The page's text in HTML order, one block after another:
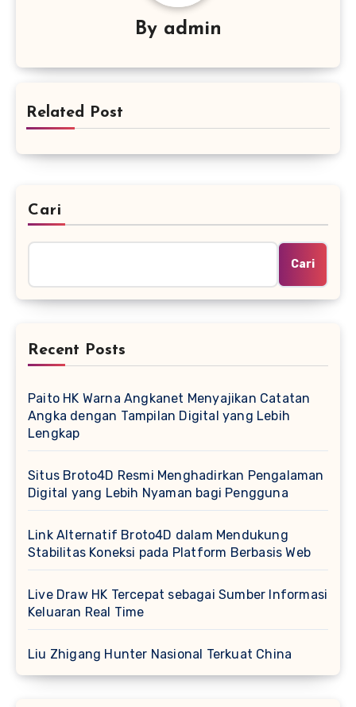
By admin
Related Post
Cari
Cari
Recent Posts
Paito HK Warna Angkanet Menyajikan Catatan
Angka dengan Tampilan Digital yang Lebih
Lengkap
Situs Broto4D Resmi Menghadirkan Pengalaman
Digital yang Lebih Nyaman bagi Pengguna
Link Alternatif Broto4D dalam Mendukung
Stabilitas Koneksi pada Platform Berbasis Web
Live Draw HK Tercepat sebagai Sumber Informasi
Keluaran Real Time
Liu Zhigang Hunter Nasional Terkuat China